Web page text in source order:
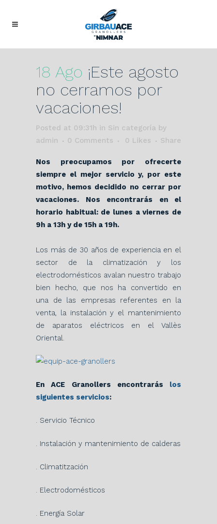
18 Ago ¡Este agosto
no cerramos por
vacaciones!
Posted at 09:31h in Sin categoría by
admin
0 Comments 0 Likes Share
Nos preocupamos por ofrecerte
siempre el mejor servicio y, por este
motivo, hemos decidido no cerrar por
vacaciones. Nos encontrarás en el
horario habitual: de lunes a viernes de
9h a 13h y de 15h a 19h.
Los más de 30 años de experiencia en el
sector de la climatización y los
electrodomésticos avalan nuestro trabajo
bien hecho, que nos ha convertido en
una de las empresas referentes en la
venta, la instalación y el mantenimiento
de aparatos eléctricos en el Vallès
Oriental.
En ACE Granollers encontrarás los
siguientes servicios:
. Servicio Técnico
. Instalación y mantenimiento de calderas
. Climatitzación
. Electrodomésticos
. Energía Solar